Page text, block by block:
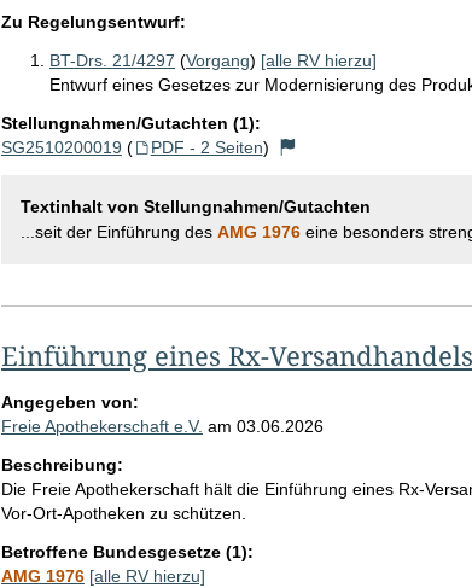
s
e
e
Zu Regelungsentwurf:
BT-Drs. 21/4297 (Vorgang) [alle RV hierzu]
Entwurf eines Gesetzes zur Modernisierung des
Stellungnahmen/Gutachten (1):
SG2510200019 ( PDF - 2 Seiten)
Textinhalt von Stellungnahmen/Gutachten
...seit der Einführung des AMG 1976eine besonders
Einführung eines Rx-
Angegeben von:
Freie Apothekerschaft e.V. am 03.06.2026
Beschreibung:
Die Freie Apothekerschaft hält die Einführung eines Rx-
Vor-Ort-Apotheken zu schützen.
Betroffene Bundesgesetze (1):
AMG 1976 [alle RV hierzu]